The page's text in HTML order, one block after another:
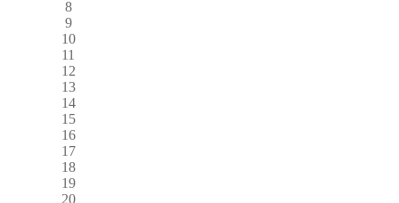
8
9
10
11
12
13
14
15
16
17
18
19
20